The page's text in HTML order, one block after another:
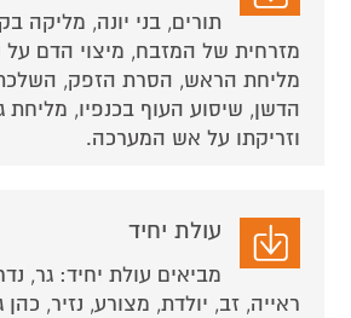
תורים, בני יונה, מליקה
מזרחית של המזבח, מיצוי הדם על
מליחת הראש, הסרת הזפק,
הדשן, שיסוע העוף בכנפיו, מליחת
וזריקתו על אש המערכה.
עולת יחיד
מביאים עולת יחיד: גר,
ראייה, זב, יולדת, מצורע, נזיר, כהן